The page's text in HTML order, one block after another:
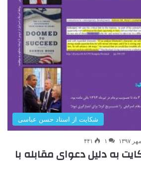
شکایت از استاد حسن عباسی
۱ ۴۴۱
به دلیل دعوای مقابله با